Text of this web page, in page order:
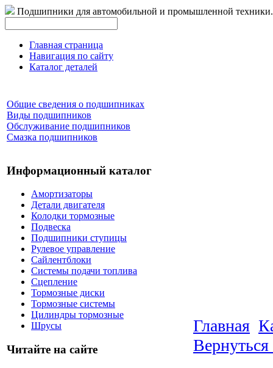
Подшипники для автомобильной и промышленной техники.
Главная страница
Навигация по сайту
Каталог деталей
Общие сведения о подшипниках
Виды подшипников
Обслуживание подшипников
Смазка подшипников
Информационный каталог
Амортизаторы
Детали двигателя
Колодки тормозные
Подвеска
Подшипники ступицы
Рулевое управление
Сайлентблоки
Системы подачи топлива
Сцепление
Тормозные диски
Тормозные системы
Цилиндры тормозные
Шрусы
Читайте на сайте
Главная